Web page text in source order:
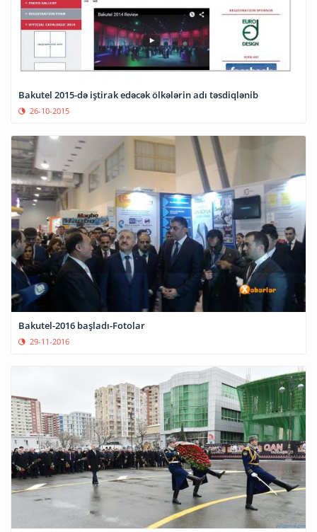
Bakutel 2015-də iştirak edəcək ölkələrin adı təsdiqlənib
26-10-2015
Bakutel-2016 başladı-Fotolar
29-11-2016